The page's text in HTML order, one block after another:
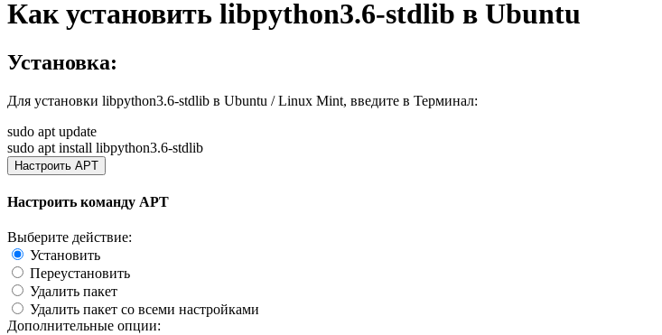
Как установить libpython3.6-stdlib в Ubuntu
Установка:
Для установки libpython3.6-stdlib в Ubuntu / Linux Mint, введите в Терминал:
sudo apt update
sudo apt install libpython3.6-stdlib
Настроить APT
Настроить команду APT
Выберите действие:
Установить
Переустановить
Удалить пакет
Удалить пакет со всеми настройками
Дополнительные опции: